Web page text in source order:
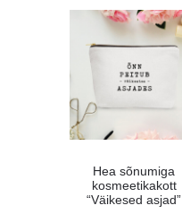
Hea sõnumiga
kosmeetikakott
“Väikesed asjad”